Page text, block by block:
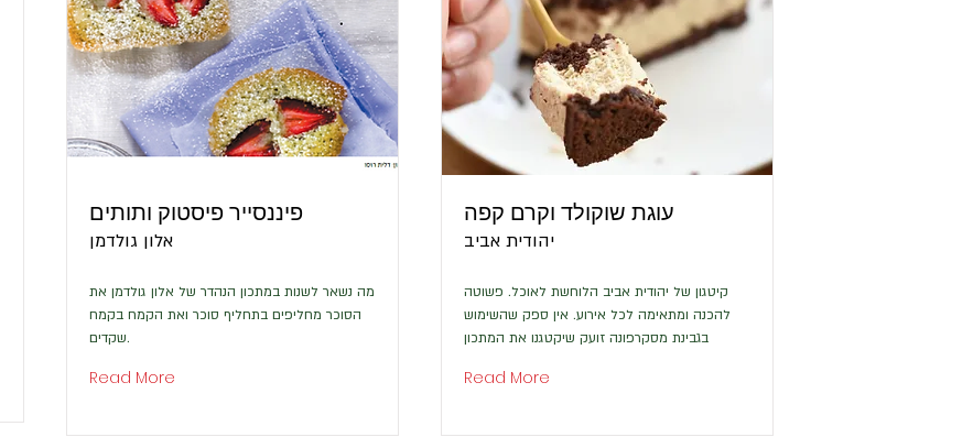
פיננסייר פיסטוק ותותים
אלון גולדמן
מה נשאר לשנות במתכון הנהדר של אלון גולדמן את
הסוכר מחליפים בתחליף סוכר ואת הקמח בקמח
שקדים.
Read More
עוגת שוקולד וקרם קפה
יהודית אביב
קיטגון של יהודית אביב הלוחשת לאוכל. פשוטה
להכנה ומתאימה לכל אירוע. אין ספק שהשימוש
בגבינת מסקרפונה זועק שיקטגנו את המתכון
Read More